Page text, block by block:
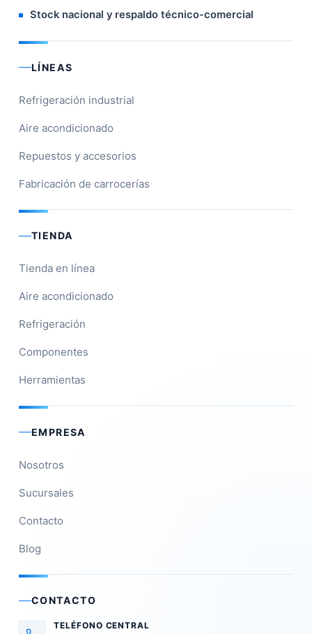
Stock nacional y respaldo técnico-comercial
LÍNEAS
Refrigeración industrial
Aire acondicionado
Repuestos y accesorios
Fabricación de carrocerías
TIENDA
Tienda en línea
Aire acondicionado
Refrigeración
Componentes
Herramientas
EMPRESA
Nosotros
Sucursales
Contacto
Blog
CONTACTO
TELÉFONO CENTRAL